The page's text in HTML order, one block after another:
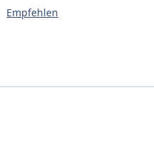
Empfehlen